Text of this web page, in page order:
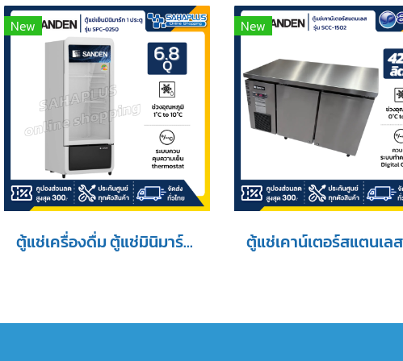
New
ตู้แช่เครื่องดื่ม ตู้แช่มินิมาร์ท 1 ประตู SANDEN รุ่น SPC-0250 ขนาด 6.8 Q ( รับประกันนาน 5 ปี )
New